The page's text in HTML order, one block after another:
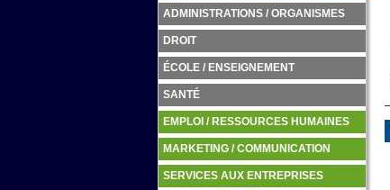
ADMINISTRATIONS / ORGANISMES
DROIT
ÉCOLE / ENSEIGNEMENT
SANTÉ
EMPLOI / RESSOURCES HUMAINES
MARKETING / COMMUNICATION
SERVICES AUX ENTREPRISES